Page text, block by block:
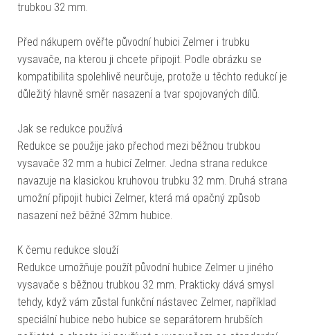
trubkou 32 mm.
Před nákupem ověřte původní hubici Zelmer i trubku
vysavače, na kterou ji chcete připojit. Podle obrázku se
kompatibilita spolehlivě neurčuje, protože u těchto redukcí je
důležitý hlavně směr nasazení a tvar spojovaných dílů.
Jak se redukce používá
Redukce se použije jako přechod mezi běžnou trubkou
vysavače 32 mm a hubicí Zelmer. Jedna strana redukce
navazuje na klasickou kruhovou trubku 32 mm. Druhá strana
umožní připojit hubici Zelmer, která má opačný způsob
nasazení než běžné 32mm hubice.
K čemu redukce slouží
Redukce umožňuje použít původní hubice Zelmer u jiného
vysavače s běžnou trubkou 32 mm. Prakticky dává smysl
tehdy, když vám zůstal funkční nástavec Zelmer, například
speciální hubice nebo hubice se separátorem hrubších